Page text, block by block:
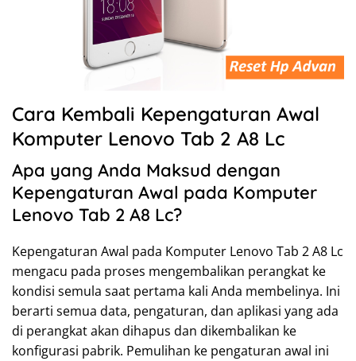
Cara Kembali Kepengaturan Awal
Komputer Lenovo Tab 2 A8 Lc
Apa yang Anda Maksud dengan
Kepengaturan Awal pada Komputer
Lenovo Tab 2 A8 Lc?
Kepengaturan Awal pada Komputer Lenovo Tab 2 A8 Lc
mengacu pada proses mengembalikan perangkat ke
kondisi semula saat pertama kali Anda membelinya. Ini
berarti semua data, pengaturan, dan aplikasi yang ada
di perangkat akan dihapus dan dikembalikan ke
konfigurasi pabrik. Pemulihan ke pengaturan awal ini